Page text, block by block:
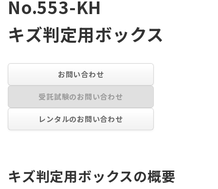
No.553-KH
キズ判定用ボックス
お問い合わせ
受託試験のお問い合わせ
レンタルのお問い合わせ
キズ判定用ボックスの概要